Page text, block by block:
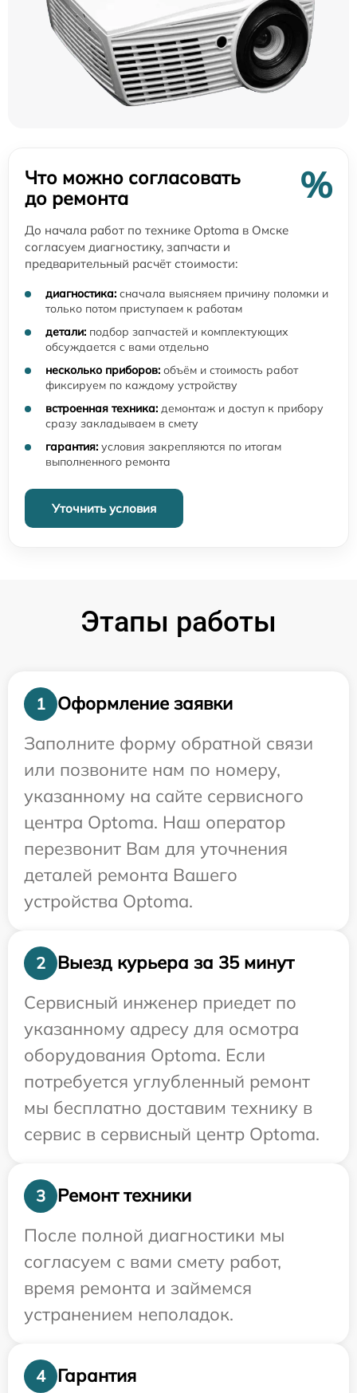
Что можно согласовать
до ремонта
%
До начала работ по технике Optoma в Омске
согласуем диагностику, запчасти и
предварительный расчёт стоимости:
диагностика: сначала выясняем причину поломки и
только потом приступаем к работам
детали: подбор запчастей и комплектующих
обсуждается с вами отдельно
несколько приборов: объём и стоимость работ
фиксируем по каждому устройству
встроенная техника: демонтаж и доступ к прибору
сразу закладываем в смету
гарантия: условия закрепляются по итогам
выполненного ремонта
Уточнить условия
Этапы работы
1
Оформление заявки
Заполните форму обратной связи
или позвоните нам по номеру,
указанному на сайте сервисного
центра Optoma. Наш оператор
перезвонит Вам для уточнения
деталей ремонта Вашего
устройства Optoma.
2
Выезд курьера за 35 минут
Сервисный инженер приедет по
указанному адресу для осмотра
оборудования Optoma. Если
потребуется углубленный ремонт
мы бесплатно доставим технику в
сервис в сервисный центр Optoma.
3
Ремонт техники
После полной диагностики мы
согласуем с вами смету работ,
время ремонта и займемся
устранением неполадок.
4
Гарантия